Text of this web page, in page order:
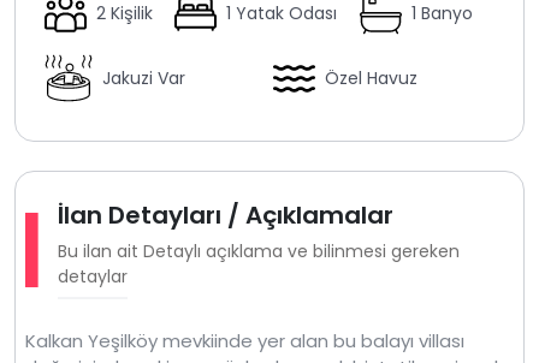
2 Kişilik 1 Yatak Odası 1 Banyo
Jakuzi Var Özel Havuz
İlan Detayları / Açıklamalar
Bu ilan ait Detaylı açıklama ve bilinmesi gereken
detaylar
Kalkan Yeşilköy mevkiinde yer alan bu balayı villası